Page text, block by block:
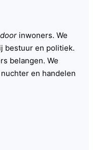
inwoners. We
bestuur en politiek.
belangen. We
en handelen